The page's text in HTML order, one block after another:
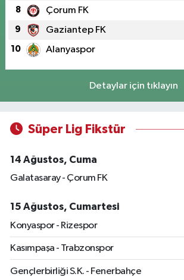
8 Çorum FK
9 Gaziantep FK
10 Alanyaspor
Detaylar için tıklayın
Süper Lig Fikstür
14 Ağustos, Cuma
Galatasaray - Çorum FK
15 Ağustos, Cumartesi
Konyaspor - Rizespor
Kasımpaşa - Trabzonspor
Gençlerbirliği S.K. - Fenerbahçe